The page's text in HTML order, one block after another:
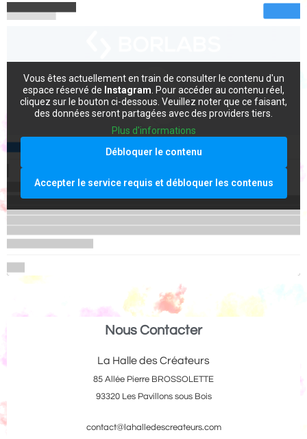
Vous êtes actuellement en train de consulter le contenu d'un
espace réservé de Instagram . Pour accéder au contenu réel,
cliquez sur le bouton ci-dessous. Veuillez noter que ce faisant,
des données seront partagées avec des providers tiers.
Plus d'informations
Débloquer le contenu
Accepter le service requis et débloquer les contenus
Nous Contacter
La Halle des Créateurs
85 Allée Pierre BROSSOLETTE
93320 Les Pavillons sous Bois
contact@lahalledescreateurs.com